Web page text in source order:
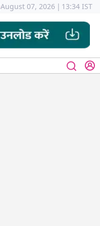
August 07, 2026 | 13:34 IST